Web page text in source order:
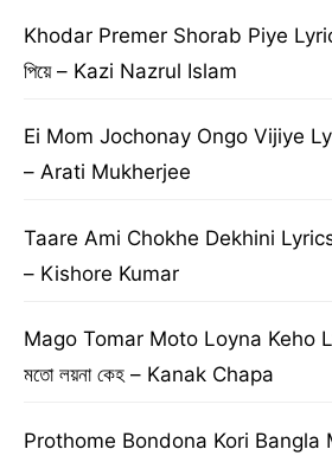
Khodar Premer Shorab Piye Lyrics
পিয়ে – Kazi Nazrul Islam
Ei Mom Jochonay Ongo Vijiye
– Arati Mukherjee
Taare Ami Chokhe Dekhini Lyrics |
– Kishore Kumar
Mago Tomar Moto Loyna Keho
মতো লয়না কেহ – Kanak Chapa
Prothome Bondona Kori Bangla